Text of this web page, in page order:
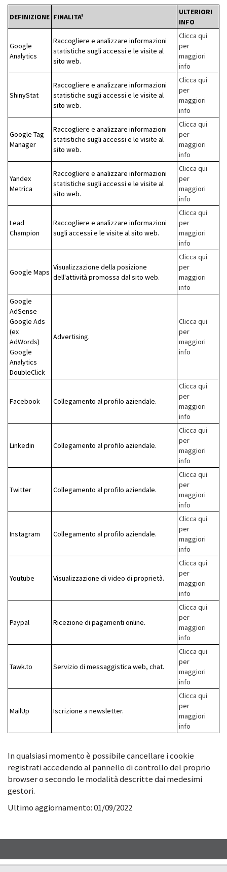
DEFINIZIONE FINALITA'
ULTERIORI
INFO
Google
Analytics
Raccogliere e analizzare informazioni
statistiche sugli accessi e le visite al
sito web.
Clicca qui
per
maggiori
info
ShinyStat
Raccogliere e analizzare informazioni
statistiche sugli accessi e le visite al
sito web.
Clicca qui
per
maggiori
info
Google Tag
Manager
Raccogliere e analizzare informazioni
statistiche sugli accessi e le visite al
sito web.
Clicca qui
per
maggiori
info
Yandex
Metrica
Raccogliere e analizzare informazioni
statistiche sugli accessi e le visite al
sito web.
Clicca qui
per
maggiori
info
Lead
Champion
Raccogliere e analizzare informazioni
sugli accessi e le visite al sito web.
Clicca qui
per
maggiori
info
Google Maps
Visualizzazione della posizione
dell'attività promossa dal sito web.
Clicca qui
per
maggiori
info
Google
AdSense
Google Ads
(ex
AdWords)
Google
Analytics
DoubleClick
Advertising.
Clicca qui
per
maggiori
info
Facebook Collegamento al profilo aziendale.
Clicca qui
per
maggiori
info
Linkedin Collegamento al profilo aziendale.
Clicca qui
per
maggiori
info
Twitter Collegamento al profilo aziendale.
Clicca qui
per
maggiori
info
Instagram Collegamento al profilo aziendale.
Clicca qui
per
maggiori
info
Youtube Visualizzazione di video di proprietà.
Clicca qui
per
maggiori
info
Paypal Ricezione di pagamenti online.
Clicca qui
per
maggiori
info
Tawk.to Servizio di messaggistica web, chat.
Clicca qui
per
maggiori
info
MailUp Iscrizione a newsletter.
Clicca qui
per
maggiori
info
In qualsiasi momento è possibile cancellare i cookie
registrati accedendo al pannello di controllo del proprio
browser o secondo le modalità descritte dai medesimi
gestori.
Ultimo aggiornamento: 01/09/2022